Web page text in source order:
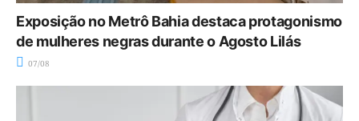
Exposição no Metrô Bahia destaca protagonismo
de mulheres negras durante o Agosto Lilás
07/08